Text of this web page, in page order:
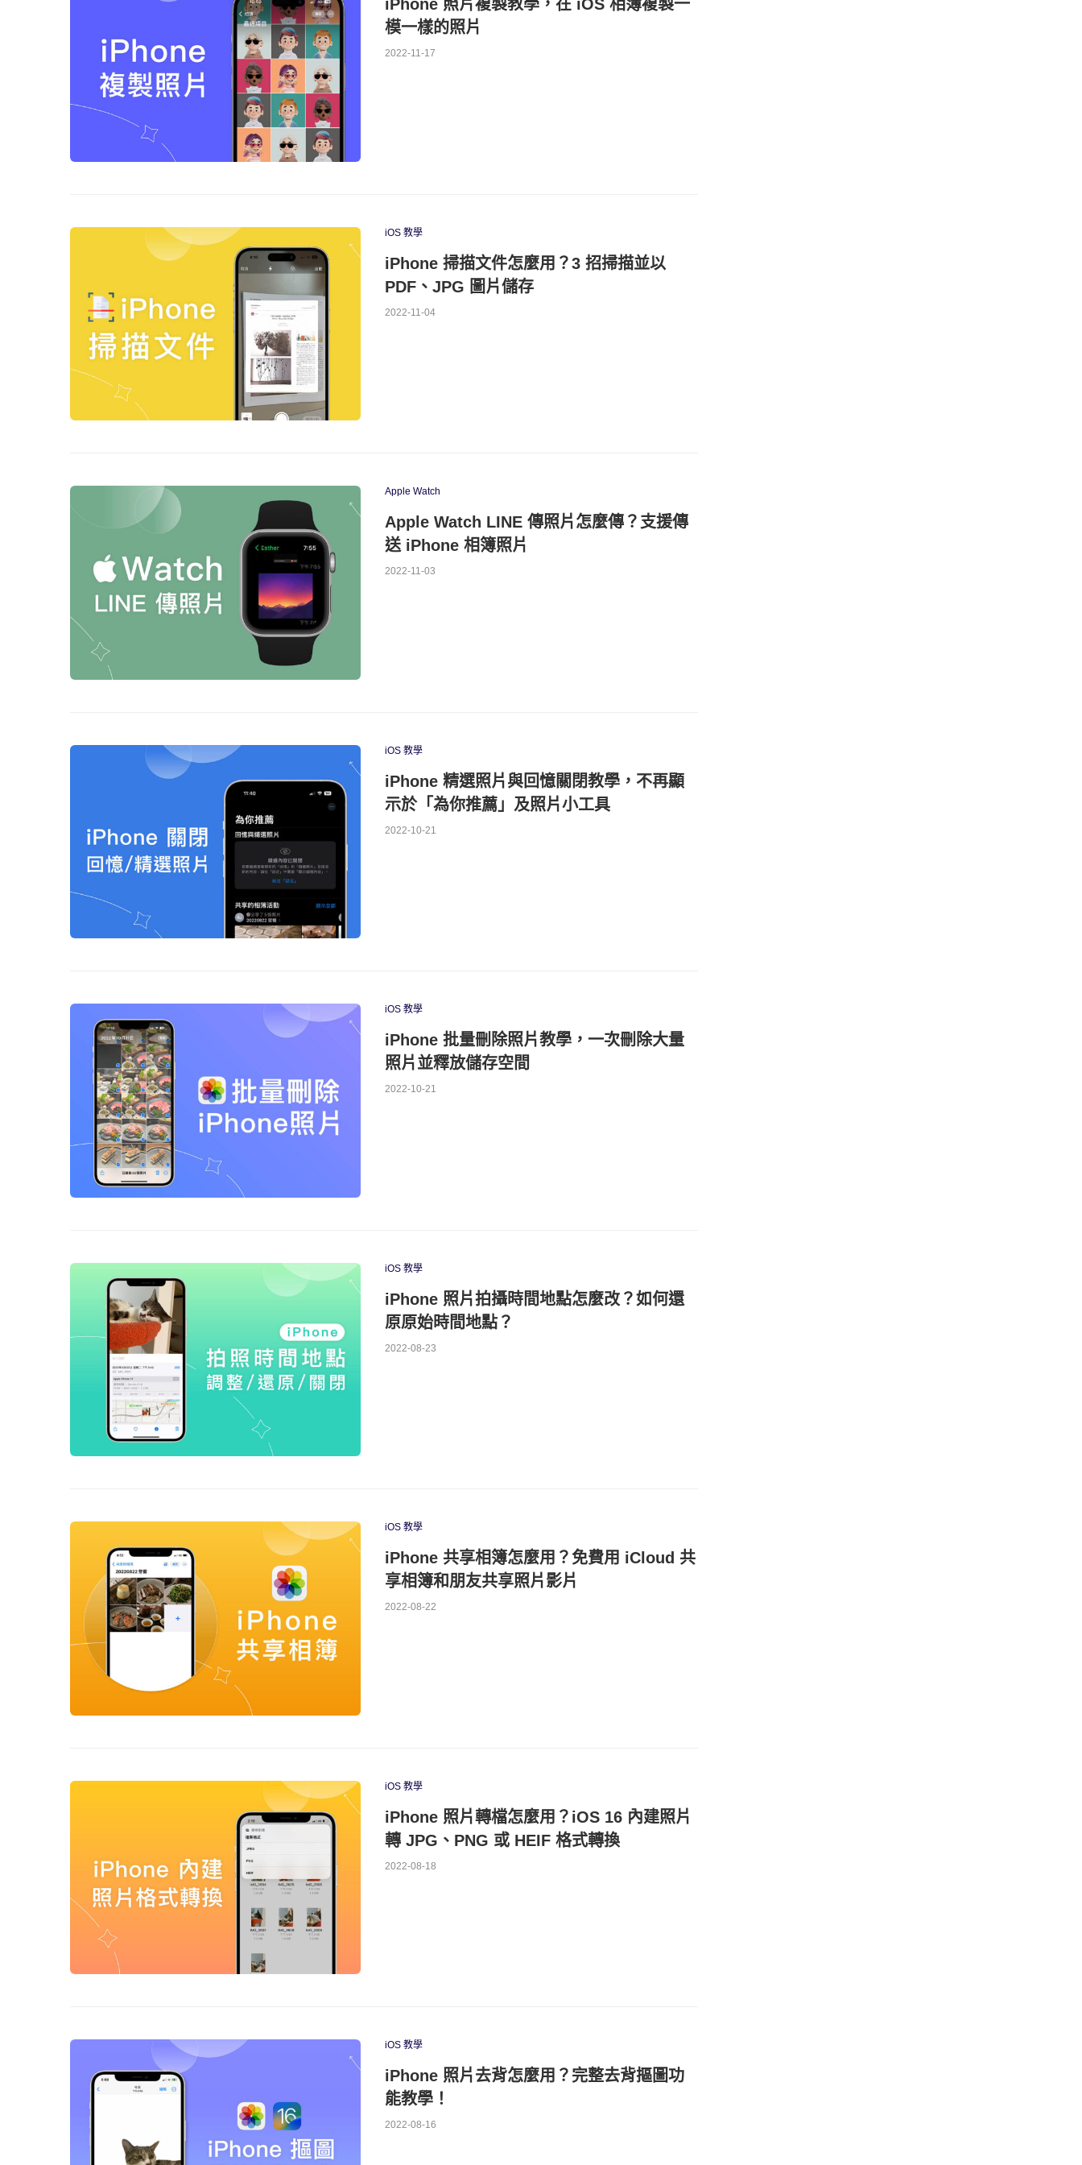
iPhone 照片複製教學，在 iOS 相簿複製一
模一樣的照片
2022-11-17
iOS 教學
iPhone 掃描文件怎麼用？3 招掃描並以
PDF、JPG 圖片儲存
2022-11-04
Apple Watch
Apple Watch LINE 傳照片怎麼傳？支援傳
送 iPhone 相簿照片
2022-11-03
iOS 教學
iPhone 精選照片與回憶關閉教學，不再顯
示於「為你推薦」及照片小工具
2022-10-21
iOS 教學
iPhone 批量刪除照片教學，一次刪除大量
照片並釋放儲存空間
2022-10-21
iOS 教學
iPhone 照片拍攝時間地點怎麼改？如何還
原原始時間地點？
2022-08-23
iOS 教學
iPhone 共享相簿怎麼用？免費用 iCloud 共
享相簿和朋友共享照片影片
2022-08-22
iOS 教學
iPhone 照片轉檔怎麼用？iOS 16 內建照片
轉 JPG、PNG 或 HEIF 格式轉換
2022-08-18
iOS 教學
iPhone 照片去背怎麼用？完整去背摳圖功
能教學！
2022-08-16